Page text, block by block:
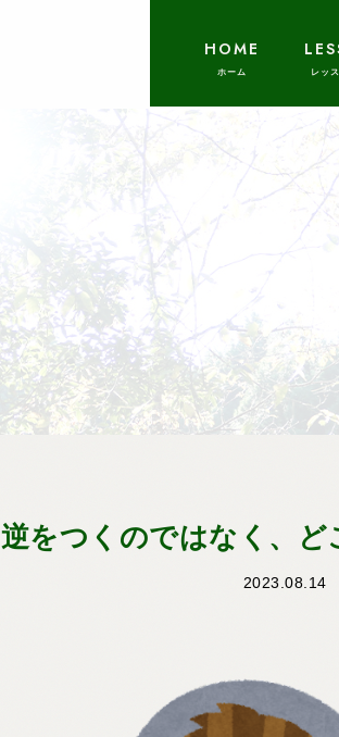
HOME
逆をつくのではなく、
2023.08.14